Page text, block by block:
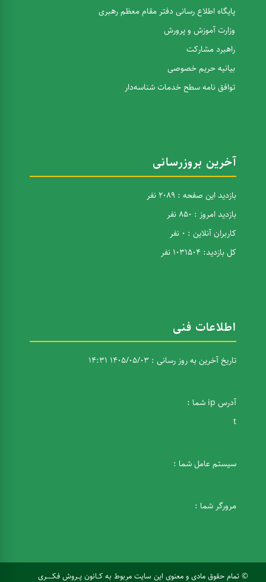
پایگاه اطلاع رسانی دفتر مقام معظم رهبری
وزارت آموزش و پرورش
راهبرد مشارکت
بیانیه حریم خصوصی
توافق نامه سطح خدمات شناسه‌دار
آخرین بروزرسانی
بازدید این صفحه : 2089 نفر
بازدید امروز : 850 نفر
کاربران آنلاین : 0 نفر
کل بازدید: 1031504 نفر
اطلاعات فنی
تاریخ آخرین به روز رسانی : 1405/05/03 14:31
آدرس ip شما :
t
سیستم عامل شما :
مرورگر شما :
© تمام حقوق مادی و معنوی این سایت مربوط به کــانون پــروش فکـــــری